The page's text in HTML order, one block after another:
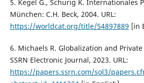
5. Kegel G., Schurig K. Internationales
München: C.H. Beck, 2004. URL:
https://worldcat.org/title/54897889 [in
6. Michaels R. Globalization and
SSRN Electronic Journal, 2023. URL:
https://papers.ssrn.com/sol3/